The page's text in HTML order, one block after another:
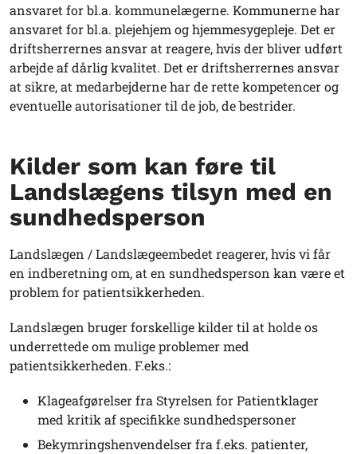
ansvaret for bl.a. kommunelægerne. Kommunerne har
ansvaret for bl.a. plejehjem og hjemmesygepleje. Det er
driftsherrernes ansvar at reagere, hvis der bliver udført
arbejde af dårlig kvalitet. Det er driftsherrernes ansvar
at sikre, at medarbejderne har de rette kompetencer og
eventuelle autorisationer til de job, de bestrider.
Kilder som kan føre til
Landslægens tilsyn med en
sundhedsperson
Landslægen / Landslægeembedet reagerer, hvis vi får
en indberetning om, at en sundhedsperson kan være et
problem for patientsikkerheden.
Landslægen bruger forskellige kilder til at holde os
underrettede om mulige problemer med
patientsikkerheden. F.eks.:
Klageafgørelser fra Styrelsen for Patientklager
med kritik af specifikke sundhedspersoner
Bekymringshenvendelser fra f.eks. patienter,